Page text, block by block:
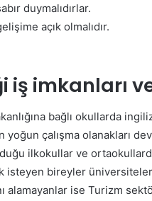
duymalıdırlar.
açık olmalıdır.
imkanları
bağlı okullarda
çalışma olanakları
ilkokullar ve
isteyen bireyler
alamayanlar ise Turizm